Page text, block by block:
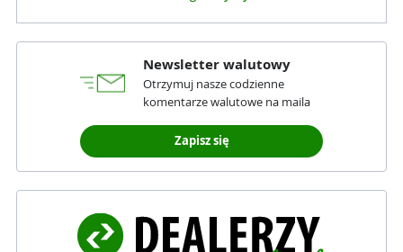
Newsletter walutowy
Otrzymuj nasze codzienne
komentarze walutowe na maila
Zapisz się